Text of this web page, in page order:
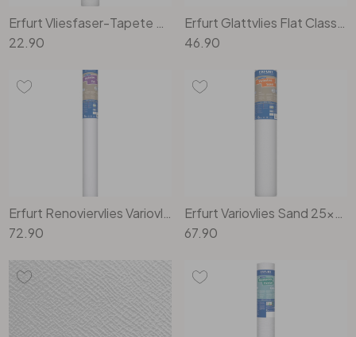
Erfurt Vliesfaser-Tapete Basic 107
22.90
Erfurt Glattvlies Flat Classic 25x0.53m
46.90
Erfurt Renoviervlies Variovlies Flat 150 g/m² 25x0.75 m
72.90
Erfurt Variovlies Sand 25x0.75m
67.90